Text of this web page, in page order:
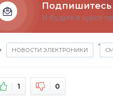
Подпишитесь
И будьте в курсе
НОВОСТИ ЭЛЕКТРОНИКИ
,
1 0